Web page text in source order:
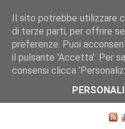
CHI SIAMO LE SEZIONI
ISCRIZIONE
Il sito potrebbe utilizzare
di terze parti, per offrire
preferenze. Puoi
il pulsante 'Accetta'. Per
consensi clicca